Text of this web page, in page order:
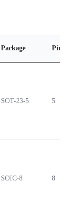
Package Pins
SOT-23-5 5
SOIC-8 8